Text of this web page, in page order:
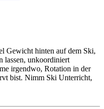
Gewicht hinten auf dem Ski,
lassen, unkoordiniert
irgendwo, Rotation in der
bist. Nimm Ski Unterricht,